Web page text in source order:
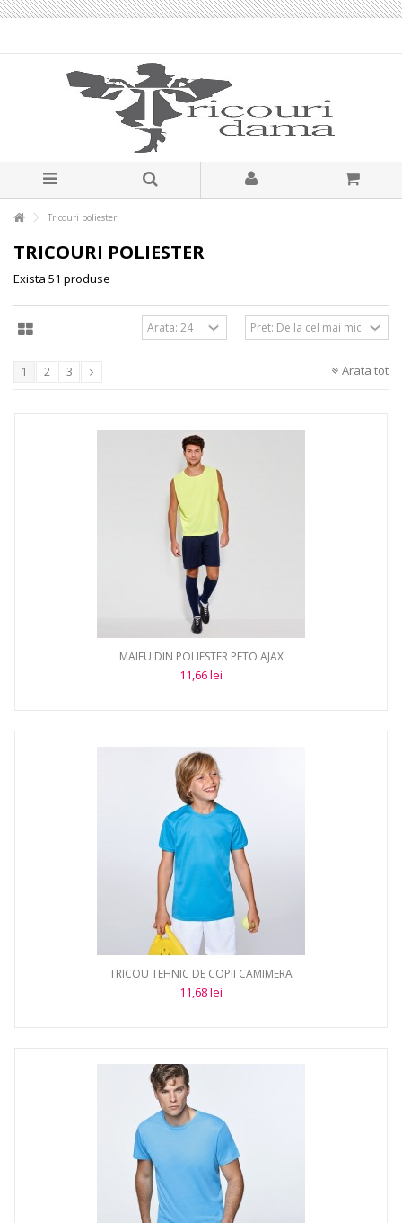
Tricouri poliester
TRICOURI POLIESTER
Exista 51 produse
Arata tot
1 2 3
MAIEU DIN POLIESTER PETO AJAX
11,66 lei
TRICOU TEHNIC DE COPII CAMIMERA
11,68 lei